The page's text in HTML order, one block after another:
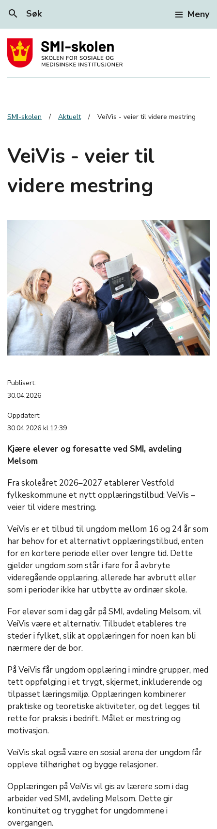
search Søk Meny
SMI-skolen Aktuelt VeiVis - veier til videre mestring
VeiVis - veier til
videre mestring
Publisert:
30.04.2026
Oppdatert:
30.04.2026 kl.12:39
Kjære elever og foresatte ved SMI, avdeling
Melsom
Fra skoleåret 2026–2027 etablerer Vestfold
fylkeskommune et nytt opplæringstilbud: VeiVis –
veier til videre mestring.
VeiVis er et tilbud til ungdom mellom 16 og 24 år som
har behov for et alternativt opplæringstilbud, enten
for en kortere periode eller over lengre tid. Dette
gjelder ungdom som står i fare for å avbryte
videregående opplæring, allerede har avbrutt eller
som i perioder ikke har utbytte av ordinær skole.
For elever som i dag går på SMI, avdeling Melsom, vil
VeiVis være et alternativ. Tilbudet etableres tre
steder i fylket, slik at opplæringen for noen kan bli
nærmere der de bor.
På VeiVis får ungdom opplæring i mindre grupper, med
tett oppfølging i et trygt, skjermet, inkluderende og
tilpasset læringsmiljø. Opplæringen kombinerer
praktiske og teoretiske aktiviteter, og det legges til
rette for praksis i bedrift. Målet er mestring og
motivasjon.
VeiVis skal også være en sosial arena der ungdom får
oppleve tilhørighet og bygge relasjoner.
Opplæringen på VeiVis vil gis av lærere som i dag
arbeider ved SMI, avdeling Melsom. Dette gir
kontinuitet og trygghet for ungdommene i
overgangen.